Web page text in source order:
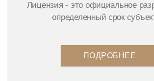
Лицензия - это официальное
определенный срок
ПОДРОБНЕЕ